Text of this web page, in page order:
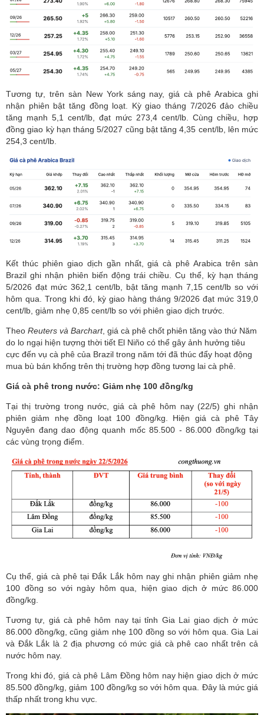
Tương tự, trên sàn New York sáng nay, giá cà phê Arabica ghi
nhận phiên bật tăng đồng loạt. Kỳ giao tháng 7/2026 đảo chiều
tăng mạnh 5,1 cent/lb, đạt mức 273,4 cent/lb. Cùng chiều, hợp
đồng giao kỳ hạn tháng 5/2027 cũng bật tăng 4,35 cent/lb, lên mức
254,3 cent/lb.
Kết thúc phiên giao dịch gần nhất, giá cà phê Arabica trên sàn
Brazil ghi nhận phiên biến động trái chiều. Cụ thể, kỳ hạn tháng
5/2026 đạt mức 362,1 cent/lb, bật tăng mạnh 7,15 cent/lb so với
hôm qua. Trong khi đó, kỳ giao hàng tháng 9/2026 đạt mức 319,0
cent/lb, giảm nhẹ 0,85 cent/lb so với phiên giao dịch trước.
Theo Reuters và Barchart, giá cà phê chốt phiên tăng vào thứ Năm
do lo ngại hiện tượng thời tiết El Niño có thể gây ảnh hưởng tiêu
cực đến vụ cà phê của Brazil trong năm tới đã thúc đẩy hoạt động
mua bù bán khống trên thị trường hợp đồng tương lai cà phê.
Giá cà phê trong nước: Giảm nhẹ 100 đồng/kg
Tại thị trường trong nước, giá cà phê hôm nay (22/5) ghi nhận
phiên giảm nhẹ đồng loạt 100 đồng/kg. Hiện giá cà phê Tây
Nguyên đang dao động quanh mốc 85.500 - 86.000 đồng/kg tại
các vùng trọng điểm.
Cụ thể, giá cà phê tại Đắk Lắk hôm nay ghi nhận phiên giảm nhẹ
100 đồng so với ngày hôm qua, hiện giao dịch ở mức 86.000
đồng/kg.
Tương tự, giá cà phê hôm nay tại tỉnh Gia Lai giao dịch ở mức
86.000 đồng/kg, cũng giảm nhẹ 100 đồng so với hôm qua. Gia Lai
và Đắk Lắk là 2 địa phương có mức giá cà phê cao nhất trên cả
nước hôm nay.
Trong khi đó, giá cà phê Lâm Đồng hôm nay hiện giao dịch ở mức
85.500 đồng/kg, giảm 100 đồng/kg so với hôm qua. Đây là mức giá
thấp nhất trong khu vực.